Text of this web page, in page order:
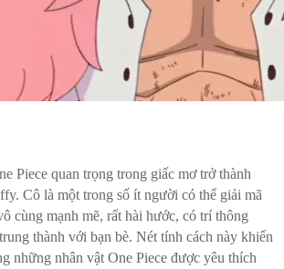
Piece quan trọng trong giấc mơ trở thành
Cô là một trong số ít người có thể giải mã
cùng mạnh mẽ, rất hài hước, có trí thông
thành với bạn bè. Nét tính cách này khiến
những nhân vật One Piece được yêu thích